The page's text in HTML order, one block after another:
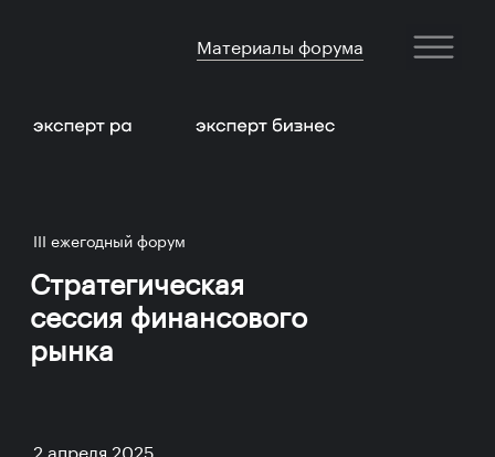
Материалы форума
III ежегодный форум
Стратегическая
сессия финансового
рынка
2 апреля 2025